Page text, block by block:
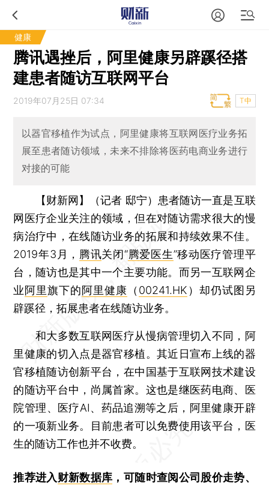
健康
腾讯遇挫后，阿里健康另辟蹊径搭
建患者随访互联网平台
2019年07月25日 07:34 T中
以器官移植作为试点，阿里健康将互联网医疗业务拓
展至患者随访领域，未来不排除将医药电商业务进行
对接的可能
【财新网】（记者 邸宁） 患者随访一直是互联
网医疗企业关注的领域，但在对随访需求很大的慢
病治疗中，在线随访业务的拓展和持续效果不佳。
2019年3月， 腾讯关闭“腾爱医生”移动医疗管理平
台，随访也是其中一个主要功能。而另一互联网企
业阿里旗下的阿里健康 （ 00241.HK ）却仍试图另
辟蹊径，拓展患者在线随访业务。
和大多数互联网医疗从慢病管理切入不同，阿
里健康的切入点是器官移植。其近日宣布上线的器
官移植随访创新平台，在中国基于互联网技术建设
的随访平台中，尚属首家。这也是继医药电商、医
院管理、医疗AI、药品追溯等之后，阿里健康开辟
的一项新业务。目前患者可以免费使用该平台，医
生的随访工作也并不收费。
推荐进入财新数据库 ，可随时查阅公司股价走势、